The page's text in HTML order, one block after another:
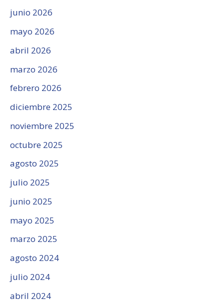
junio 2026
mayo 2026
abril 2026
marzo 2026
febrero 2026
diciembre 2025
noviembre 2025
octubre 2025
agosto 2025
julio 2025
junio 2025
mayo 2025
marzo 2025
agosto 2024
julio 2024
abril 2024